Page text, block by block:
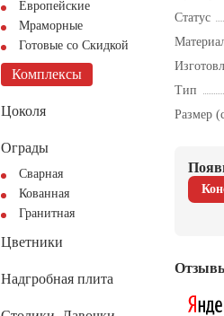
Европейские
Мраморные
Готовые со Скидкой
Комплексы
Цоколя
Ограды
Сварная
Кованная
Гранитная
Цветники
Надгробная плита
Статус
Тип
Размер